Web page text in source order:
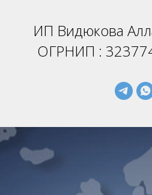
ИП Видюкова
ОГРНИП :